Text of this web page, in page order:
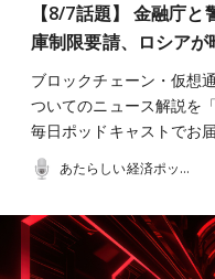
【8/7話題】 金融庁
庫制限要請、ロシア
ブロックチェーン・仮想
ついてのニュース解説を
毎日ポッドキャストでお
あたらしい経済ポッドキャスト